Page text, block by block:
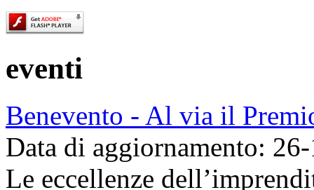
eventi
Benevento - Al via il
Data di aggiornamento:
Le eccellenze